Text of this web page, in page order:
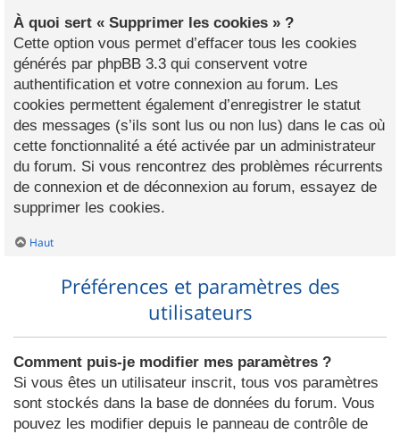
À quoi sert « Supprimer les cookies » ?
Cette option vous permet d’effacer tous les cookies
générés par phpBB 3.3 qui conservent votre
authentification et votre connexion au forum. Les
cookies permettent également d’enregistrer le statut
des messages (s’ils sont lus ou non lus) dans le cas où
cette fonctionnalité a été activée par un administrateur
du forum. Si vous rencontrez des problèmes récurrents
de connexion et de déconnexion au forum, essayez de
supprimer les cookies.
Haut
Préférences et paramètres des
utilisateurs
Comment puis-je modifier mes paramètres ?
Si vous êtes un utilisateur inscrit, tous vos paramètres
sont stockés dans la base de données du forum. Vous
pouvez les modifier depuis le panneau de contrôle de